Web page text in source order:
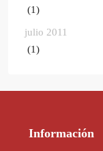
(1)
julio 2011
(1)
Información